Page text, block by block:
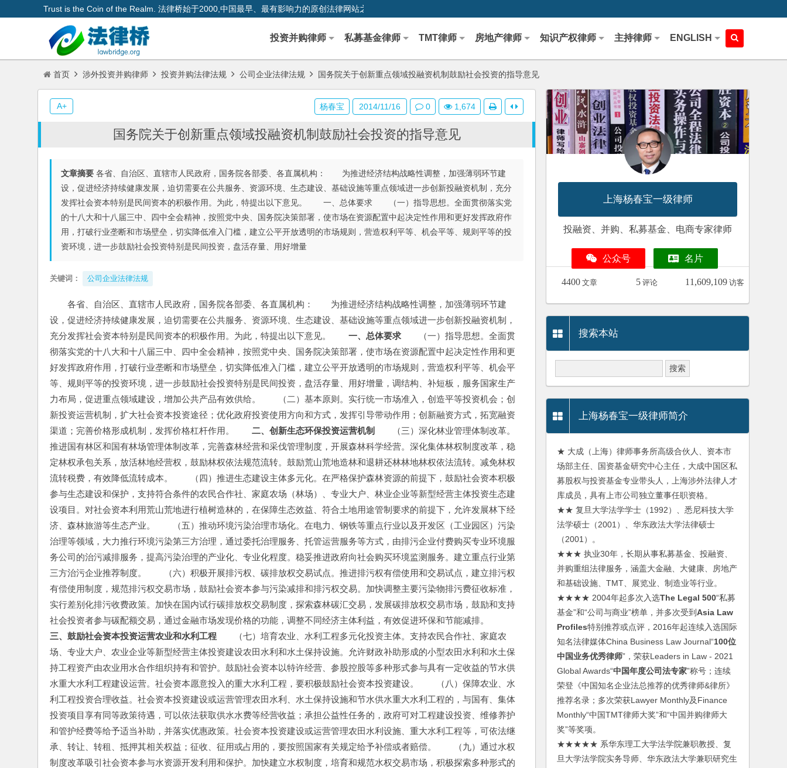
Trust is the Coin of the Realm. 法律桥始于2000,中国最早、最有影响力的原创法律网站之一
投资并购律师 私募基金律师 TMT律师 房地产律师 知识产权律师 主持律师 ENGLISH
首页 涉外投资并购律师 投资并购法律法规 公司企业法律法规 国务院关于创新重点领域投融资机制鼓励社会投资的指导意见
国务院关于创新重点领域投融资机制鼓励社会投资的指导意见
文章摘要 各省、自治区、直辖市人民政府，国务院各部委、各直属机构： 为推进经济结构战略性调整，加强薄弱环节建
设，促进经济持续健康发展，迫切需要在公共服务、资源环境、生态建设、基础设施等重点领域进一步创新投融资机制，充分
发挥社会资本特别是民间资本的积极作用。为此，特提出以下意见。 一、总体要求 （一）指导思想。全面贯彻落实党
的十八大和十八届三中、四中全会精神，按照党中央、国务院决策部署，使市场在资源配置中起决定性作用和更好发挥政府作
用，打破行业垄断和市场壁垒，切实降低准入门槛，建立公平开放透明的市场规则，营造权利平等、机会平等、规则平等的投
资环境，进一步鼓励社会投资特别是民间投资，盘活存量、用好增量
关键词： 公司企业法律法规
各省、自治区、直辖市人民政府，国务院各部委、各直属机构：　　为推进经济结构战略性调整，加强薄弱环节建
设，促进经济持续健康发展，迫切需要在公共服务、资源环境、生态建设、基础设施等重点领域进一步创新投融资机制，
充分发挥社会资本特别是民间资本的积极作用。为此，特提出以下意见。
一、总体要求 （一）指导思想。全面贯
彻落实党的十八大和十八届三中、四中全会精神，按照党中央、国务院决策部署，使市场在资源配置中起决定性作用和更
好发挥政府作用，打破行业垄断和市场壁垒，切实降低准入门槛，建立公平开放透明的市场规则，营造权利平等、机会平
等、规则平等的投资环境，进一步鼓励社会投资特别是民间投资，盘活存量、用好增量，调结构、补短板，服务国家生产
力布局，促进重点领域建设，增加公共产品有效供给。　　（二）基本原则。实行统一市场准入，创造平等投资机会；创
新投资运营机制，扩大社会资本投资途径；优化政府投资使用方向和方式，发挥引导带动作用；创新融资方式，拓宽融资
渠道；完善价格形成机制，发挥价格杠杆作用。 二、创新生态环保投资运营机制
（三）深化林业管理体制改革。
推进国有林区和国有林场管理体制改革，完善森林经营和采伐管理制度，开展森林科学经营。深化集体林权制度改革，稳
定林权承包关系，放活林地经营权，鼓励林权依法规范流转。鼓励荒山荒地造林和退耕还林林地林权依法流转。减免林权
流转税费，有效降低流转成本。　　（四）推进生态建设主体多元化。在严格保护森林资源的前提下，鼓励社会资本积极
参与生态建设和保护，支持符合条件的农民合作社、家庭农场（林场）、专业大户、林业企业等新型经营主体投资生态建
设项目。对社会资本利用荒山荒地进行植树造林的，在保障生态效益、符合土地用途管制要求的前提下，允许发展林下经
济、森林旅游等生态产业。　　（五）推动环境污染治理市场化。在电力、钢铁等重点行业以及开发区（工业园区）污染
治理等领域，大力推行环境污染第三方治理，通过委托治理服务、托管运营服务等方式，由排污企业付费购买专业环境服
务公司的治污减排服务，提高污染治理的产业化、专业化程度。稳妥推进政府向社会购买环境监测服务。建立重点行业第
三方治污企业推荐制度。　　（六）积极开展排污权、碳排放权交易试点。推进排污权有偿使用和交易试点，建立排污权
有偿使用制度，规范排污权交易市场，鼓励社会资本参与污染减排和排污权交易。加快调整主要污染物排污费征收标准，
实行差别化排污收费政策。加快在国内试行碳排放权交易制度，探索森林碳汇交易，发展碳排放权交易市场，鼓励和支持
社会投资者参与碳配额交易，通过金融市场发现价格的功能，调整不同经济主体利益，有效促进环保和节能减排。
三、鼓励社会资本投资运营农业和水利工程 （七）培育农业、水利工程多元化投资主体。支持农民合作社、家庭农
场、专业大户、农业企业等新型经营主体投资建设农田水利和水土保持设施。允许财政补助形成的小型农田水利和水土保
持工程资产由农业用水合作组织持有和管护。鼓励社会资本以特许经营、参股控股等多种形式参与具有一定收益的节水供
水重大水利工程建设运营。社会资本愿意投入的重大水利工程，要积极鼓励社会资本投资建设。　　（八）保障农业、水
利工程投资合理收益。社会资本投资建设或运营管理农田水利、水土保持设施和节水供水重大水利工程的，与国有、集体
投资项目享有同等政策待遇，可以依法获取供水水费等经营收益；承担公益性任务的，政府可对工程建设投资、维修养护
和管护经费等给予适当补助，并落实优惠政策。社会资本投资建设或运营管理农田水利设施、重大水利工程等，可依法继
承、转让、转租、抵押其相关权益；征收、征用或占用的，要按照国家有关规定给予补偿或者赔偿。　　（九）通过水权
制度改革吸引社会资本参与水资源开发利用和保护。加快建立水权制度，培育和规范水权交易市场，积极探索多种形式的
杨春宝 2014/11/16 0 1,674
A+
上海杨春宝一级律师
投融资、并购、私募基金、电商专家律师
公众号 名片
4400 文章 5 评论 11,609,109 访客
搜索本站
上海杨春宝一级律师简介
★ 大成（上海）律师事务所高级合伙人、资本市
场部主任、国资基金研究中心主任，大成中国区私
募股权与投资基金专业带头人，上海涉外法律人才
库成员，具有上市公司独立董事任职资格。
★★ 复旦大学法学学士（1992）、悉尼科技大学
法学硕士（2001）、华东政法大学法律硕士
（2001）。
★★★ 执业30年，长期从事私募基金、投融资、
并购重组法律服务，涵盖大金融、大健康、房地产
和基础设施、TMT、展览业、制造业等行业。
★★★★ 2004年起多次入选The Legal 500“私募
基金”和“公司与商业”榜单，并多次受到Asia Law
Profiles特别推荐或点评，2016年起连续入选国际
知名法律媒体China Business Law Journal“100位
中国业务优秀律师”，荣获Leaders in Law - 2021
Global Awards“中国年度公司法专家”称号；连续
荣登《中国知名企业法总推荐的优秀律师&律所》
推荐名录；多次荣获Lawyer Monthly及Finance
Monthly“中国TMT律师大奖”和“中国并购律师大
奖”等奖项。
★★★★★ 系华东理工大学法学院兼职教授、复
旦大学法学院实务导师、华东政法大学兼职研究生